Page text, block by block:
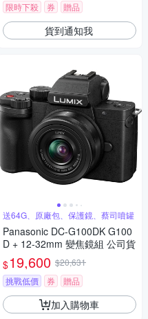
限時下殺 券 贈品
貨到通知我
送64G、原廠包、保護鏡、蔡司噴罐
Panasonic DC-G100DK G100
D + 12-32mm 變焦鏡組 公司貨
$19,600 $20,631
挑戰低價
券 贈品
加入購物車